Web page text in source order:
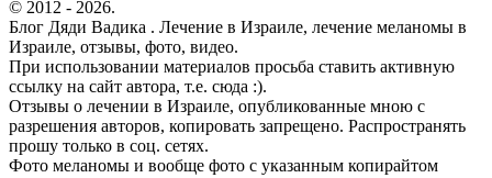
© 2012 - 2026.
Блог Дяди Вадика . Лечение в Израиле, лечение меланомы в
Израиле, отзывы, фото, видео.
При использовании материалов просьба ставить активную
ссылку на сайт автора, т.е. сюда :).
Отзывы о лечении в Израиле, опубликованные мною с
разрешения авторов, копировать запрещено. Распространять
прошу только в соц. сетях.
Фото меланомы и вообще фото с указанным копирайтом